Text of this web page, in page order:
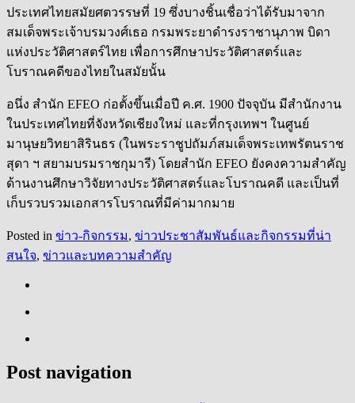
ประเทศไทยสมัยศตวรรษที่ 19 ซึ่งบางชิ้นเชื่อว่าได้รับมาจาก
สมเด็จพระเจ้าบรมวงศ์เธอ กรมพระยาดำรงราชานุภาพ บิดา
แห่งประวัติศาสตร์ไทย เพื่อการศึกษาประวัติศาสตร์และ
โบราณคดีของไทยในสมัยนั้น
อนึ่ง สำนัก EFEO ก่อตั้งขึ้นเมื่อปี ค.ศ. 1900 ปัจจุบัน มีสำนักงาน
ในประเทศไทยที่จังหวัดเชียงใหม่ และที่กรุงเทพฯ ในศูนย์
มานุษยวิทยาสิรินธร (ในพระราชูปถัมภ์สมเด็จพระเทพรัตนราช
สุดา ฯ สยามบรมราชกุมารี) โดยสำนัก EFEO ยังคงความสำคัญ
ด้านงานศึกษาวิจัยทางประวัติศาสตร์และโบราณคดี และเป็นที่
เก็บรวบรวมเอกสารโบราณที่มีค่ามากมาย
Posted in ข่าว-กิจกรรม, ข่าวประชาสัมพันธ์และกิจกรรมที่น่า
สนใจ, ข่าวและบทความสำคัญ
Post navigation